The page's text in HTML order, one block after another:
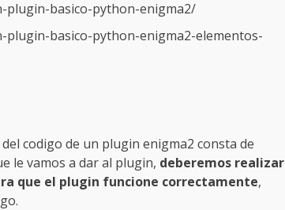
plugin-basico-python-enigma2/
basico-python-enigma2-elementos-
codigo de un plugin enigma2 consta de
le vamos a dar al plugin, deberemos realizar
que el plugin funcione correctamente,